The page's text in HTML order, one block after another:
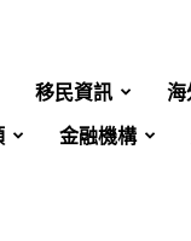
移民資訊
海
金融機構